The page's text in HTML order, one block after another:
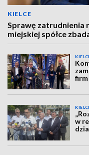
KIELCE
Sprawę zatrudnienia
miejskiej spółce
firm
w